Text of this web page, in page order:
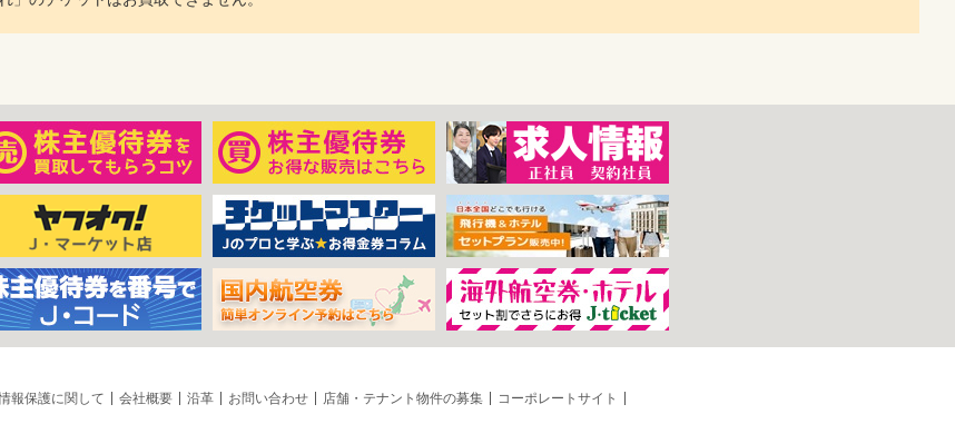
報保護に関して 会社概要 沿革 お問い合わせ 店舗・テナント物件の募集 コーポレートサイト